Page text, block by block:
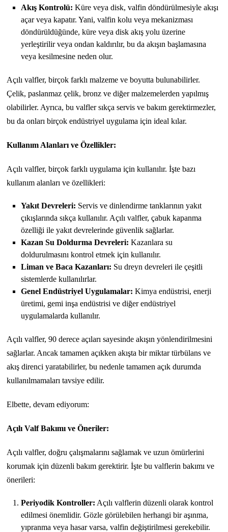
Akış Kontrolü: Küre veya disk, valfin döndürülmesiyle akışı
açar veya kapatır. Yani, valfin kolu veya mekanizması
döndürüldüğünde, küre veya disk akış yolu üzerine
yerleştirilir veya ondan kaldırılır, bu da akışın başlamasına
veya kesilmesine neden olur.
Açılı valfler, birçok farklı malzeme ve boyutta bulunabilirler.
Çelik, paslanmaz çelik, bronz ve diğer malzemelerden yapılmış
olabilirler. Ayrıca, bu valfler sıkça servis ve bakım gerektirmezler,
bu da onları birçok endüstriyel uygulama için ideal kılar.
Kullanım Alanları ve Özellikler:
Açılı valfler, birçok farklı uygulama için kullanılır. İşte bazı
kullanım alanları ve özellikleri:
Yakıt Devreleri: Servis ve dinlendirme tanklarının yakıt
çıkışlarında sıkça kullanılır. Açılı valfler, çabuk kapanma
özelliği ile yakıt devrelerinde güvenlik sağlarlar.
Kazan Su Doldurma Devreleri: Kazanlara su
doldurulmasını kontrol etmek için kullanılır.
Liman ve Baca Kazanları: Su dreyn devreleri ile çeşitli
sistemlerde kullanılırlar.
Genel Endüstriyel Uygulamalar: Kimya endüstrisi, enerji
üretimi, gemi inşa endüstrisi ve diğer endüstriyel
uygulamalarda kullanılır.
Açılı valfler, 90 derece açıları sayesinde akışın yönlendirilmesini
sağlarlar. Ancak tamamen açıkken akışta bir miktar türbülans ve
akış direnci yaratabilirler, bu nedenle tamamen açık durumda
kullanılmamaları tavsiye edilir.
Elbette, devam ediyorum:
Açılı Valf Bakımı ve Öneriler:
Açılı valfler, doğru çalışmalarını sağlamak ve uzun ömürlerini
korumak için düzenli bakım gerektirir. İşte bu valflerin bakımı ve
önerileri:
Periyodik Kontroller: Açılı valflerin düzenli olarak kontrol
edilmesi önemlidir. Gözle görülebilen herhangi bir aşınma,
yıpranma veya hasar varsa, valfin değiştirilmesi gerekebilir.